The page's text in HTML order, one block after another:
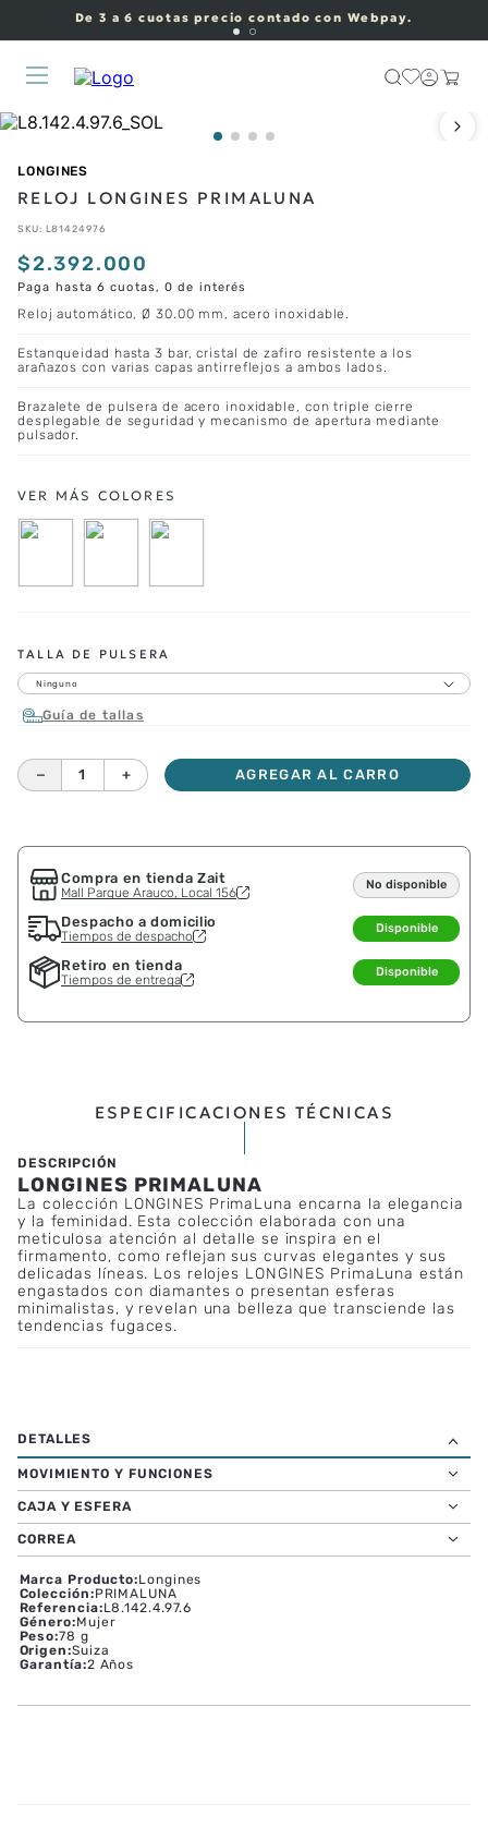
De 3 a 6 cuotas precio contado con Webpay.
LONGINES
RELOJ LONGINES PRIMALUNA
SKU: L81424976
$2.392.000
Paga hasta 6 cuotas, 0 de interés
Reloj automático, Ø 30.00 mm, acero inoxidable.
Estanqueidad hasta 3 bar, cristal de zafiro resistente a los
arañazos con varias capas antirreflejos a ambos lados.
Brazalete de pulsera de acero inoxidable, con triple cierre
desplegable de seguridad y mecanismo de apertura mediante
pulsador.
TALLA DE PULSERA
Ninguno
Guía de tallas
＋
－ AGREGAR AL CARRO
Compra en tienda Zait
Mall Parque Arauco, Local 156
No disponible
Despacho a domicilio
Tiempos de despacho
Disponible
Retiro en tienda
Tiempos de entrega
Disponible
ESPECIFICACIONES TÉCNICAS
LONGINES PRIMALUNA
La colección LONGINES PrimaLuna encarna la elegancia
y la feminidad. Esta colección elaborada con una
meticulosa atención al detalle se inspira en el
firmamento, como reflejan sus curvas elegantes y sus
delicadas líneas. Los relojes LONGINES PrimaLuna están
engastados con diamantes o presentan esferas
minimalistas, y revelan una belleza que transciende las
tendencias fugaces.
MOVIMIENTO Y FUNCIONES
CAJA Y ESFERA
CORREA
Marca Producto:Longines
Colección:PRIMALUNA
Referencia:L8.142.4.97.6
Género:Mujer
Peso:78 g
Origen:Suiza
Garantía:2 Años